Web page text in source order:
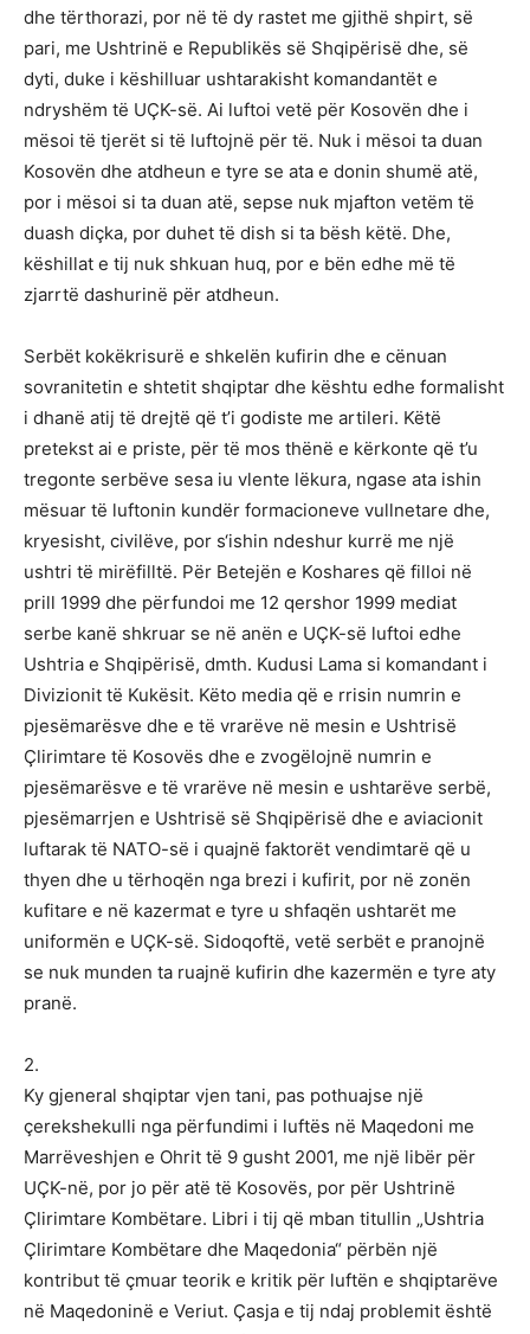
dhe tërthorazi, por në të dy rastet me gjithë shpirt, së
pari, me Ushtrinë e Republikës së Shqipërisë dhe, së
dyti, duke i këshilluar ushtarakisht komandantët e
ndryshëm të UÇK-së. Ai luftoi vetë për Kosovën dhe i
mësoi të tjerët si të luftojnë për të. Nuk i mësoi ta duan
Kosovën dhe atdheun e tyre se ata e donin shumë atë,
por i mësoi si ta duan atë, sepse nuk mjafton vetëm të
duash diçka, por duhet të dish si ta bësh këtë. Dhe,
këshillat e tij nuk shkuan huq, por e bën edhe më të
zjarrtë dashurinë për atdheun.
Serbët kokëkrisurë e shkelën kufirin dhe e cënuan
sovranitetin e shtetit shqiptar dhe kështu edhe formalisht
i dhanë atij të drejtë që t’i godiste me artileri. Këtë
pretekst ai e priste, për të mos thënë e kërkonte që t’u
tregonte serbëve sesa iu vlente lëkura, ngase ata ishin
mësuar të luftonin kundër formacioneve vullnetare dhe,
kryesisht, civilëve, por s‘ishin ndeshur kurrë me një
ushtri të mirëfilltë. Për Betejën e Koshares që filloi në
prill 1999 dhe përfundoi me 12 qershor 1999 mediat
serbe kanë shkruar se në anën e UÇK-së luftoi edhe
Ushtria e Shqipërisë, dmth. Kudusi Lama si komandant i
Divizionit të Kukësit. Këto media që e rrisin numrin e
pjesëmarësve dhe e të vrarëve në mesin e Ushtrisë
Çlirimtare të Kosovës dhe e zvogëlojnë numrin e
pjesëmarësve e të vrarëve në mesin e ushtarëve serbë,
pjesëmarrjen e Ushtrisë së Shqipërisë dhe e aviacionit
luftarak të NATO-së i quajnë faktorët vendimtarë që u
thyen dhe u tërhoqën nga brezi i kufirit, por në zonën
kufitare e në kazermat e tyre u shfaqën ushtarët me
uniformën e UÇK-së. Sidoqoftë, vetë serbët e pranojnë
se nuk munden ta ruajnë kufirin dhe kazermën e tyre aty
pranë.
2.
Ky gjeneral shqiptar vjen tani, pas pothuajse një
çerekshekulli nga përfundimi i luftës në Maqedoni me
Marrëveshjen e Ohrit të 9 gusht 2001, me një libër për
UÇK-në, por jo për atë të Kosovës, por për Ushtrinë
Çlirimtare Kombëtare. Libri i tij që mban titullin „Ushtria
Çlirimtare Kombëtare dhe Maqedonia“ përbën një
kontribut të çmuar teorik e kritik për luftën e shqiptarëve
në Maqedoninë e Veriut. Çasja e tij ndaj problemit është